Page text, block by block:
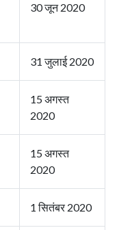
30 जून 2020
31 जुलाई 2020
15 अगस्त
2020
15 अगस्त
2020
1 सितंबर 2020